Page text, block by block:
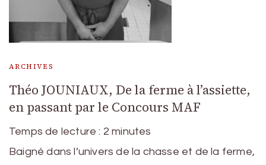
ARCHIVES
Théo JOUNIAUX, De la ferme à l’assiette,
en passant par le Concours MAF
Temps de lecture : 2 minutes
Baigné dans l’univers de la chasse et de la ferme,